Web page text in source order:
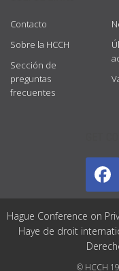
Contacto
Sobre la HCCH
Sección de
preguntas
frecuentes
Hague Conference on
Haye de droit
© HCCH